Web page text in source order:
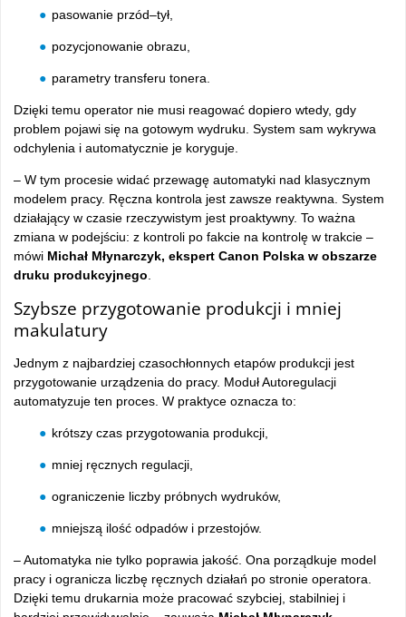
pasowanie przód–tył,
pozycjonowanie obrazu,
parametry transferu tonera.
Dzięki temu operator nie musi reagować dopiero wtedy, gdy
problem pojawi się na gotowym wydruku. System sam wykrywa
odchylenia i automatycznie je koryguje.
– W tym procesie widać przewagę automatyki nad klasycznym
modelem pracy. Ręczna kontrola jest zawsze reaktywna. System
działający w czasie rzeczywistym jest proaktywny. To ważna
zmiana w podejściu: z kontroli po fakcie na kontrolę w trakcie –
mówi Michał Młynarczyk, ekspert Canon Polska w obszarze
druku produkcyjnego
Szybsze przygotowanie produkcji i mniej
makulatury
Jednym z najbardziej czasochłonnych etapów produkcji jest
przygotowanie urządzenia do pracy. Moduł Autoregulacji
automatyzuje ten proces. W praktyce oznacza to:
krótszy czas przygotowania produkcji,
mniej ręcznych regulacji,
ograniczenie liczby próbnych wydruków,
mniejszą ilość odpadów i przestojów.
– Automatyka nie tylko poprawia jakość. Ona porządkuje model
pracy i ogranicza liczbę ręcznych działań po stronie operatora.
Dzięki temu drukarnia może pracować szybciej, stabilniej i